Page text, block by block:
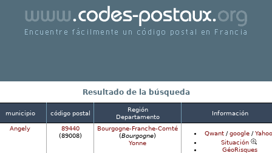
fácilmente un correos código postales
Francia
Resultado de la búsqueda
municipio código postal
Región
Departamento
Información
Angely
89440
(89008)
Bourgogne-Franche-Comté
(Bourgogne)
Yonne
Qwant/google/
Situación
GéoRisques